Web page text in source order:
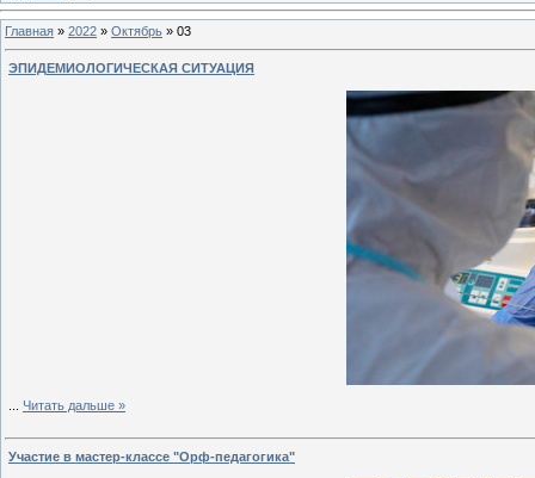
Главная » 2022 » Октябрь » 03
ЭПИДЕМИОЛОГИЧЕСКАЯ СИТУАЦИЯ
Читать дальше »
Участие в мастер-классе "Орф-педагогика"